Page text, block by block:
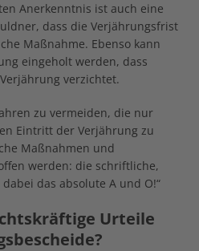
Anerkenntnis ist auch eine
dass die Verjährungsfrist
Maßnahme. Ebenso kann
eingeholt werden, dass
verzichtet.
zu vermeiden, die nur
Eintritt der Verjährung zu
Maßnahmen und
werden: die schriftliche,
das absolute A und O!“
Urteile